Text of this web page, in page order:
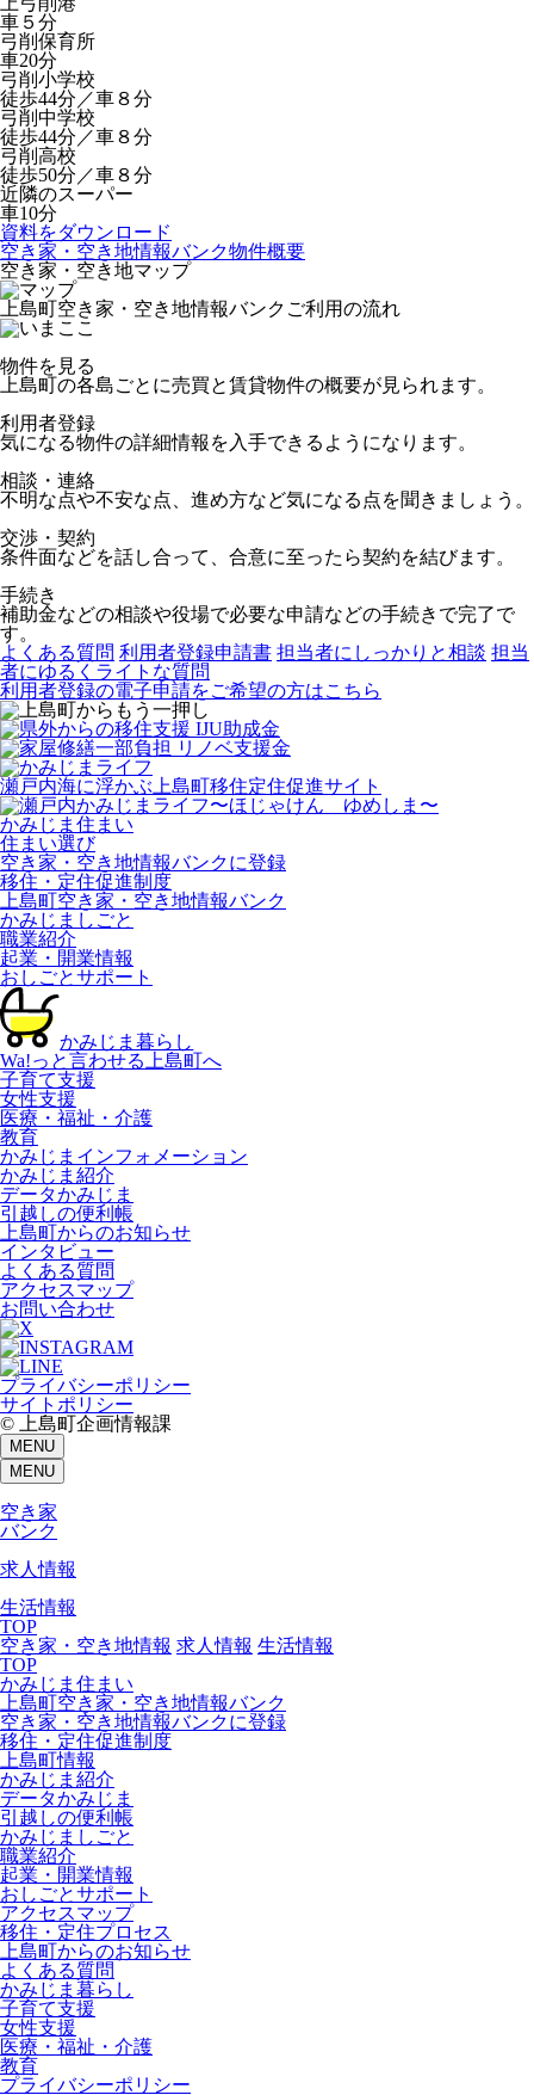
車５分
弓削保育所
車20分
弓削小学校
徒歩44分／車８分
弓削中学校
徒歩44分／車８分
弓削高校
徒歩50分／車８分
近隣のスーパー
車10分
資料をダウンロード
空き家・空き地情報バンク物件概要
空き家・空き地マップ
上島町空き家・空き地情報バンクご利用の流れ
物件を見る
上島町の各島ごとに売買と賃貸物件の概要が見られます。
利用者登録
気になる物件の詳細情報を入手できるようになります。
相談・連絡
不明な点や不安な点、進め方など気になる点を聞きましょう。
交渉・契約
条件面などを話し合って、合意に至ったら契約を結びます。
手続き
補助金などの相談や役場で必要な申請などの手続きで完了で
す。
よくある質問 利用者登録申請書 担当者にしっかりと相談 担当
者にゆるくライトな質問
利用者登録の電子申請をご希望の方はこちら
瀬戸内海に浮かぶ上島町移住定住促進サイト
かみじま住まい
住まい選び
空き家・空き地情報バンクに登録
移住・定住促進制度
上島町空き家・空き地情報バンク
かみじましごと
職業紹介
起業・開業情報
おしごとサポート
かみじま暮らし
Wa!っと言わせる上島町へ
子育て支援
女性支援
医療・福祉・介護
教育
かみじまインフォメーション
かみじま紹介
データかみじま
引越しの便利帳
上島町からのお知らせ
インタビュー
よくある質問
アクセスマップ
お問い合わせ
プライバシーポリシー
サイトポリシー
© 上島町企画情報課
MENU
MENU
空き家
バンク
求人情報
生活情報
TOP
空き家・空き地情報 求人情報 生活情報
TOP
かみじま住まい
上島町空き家・空き地情報バンク
空き家・空き地情報バンクに登録
移住・定住促進制度
上島町情報
かみじま紹介
データかみじま
引越しの便利帳
かみじましごと
職業紹介
起業・開業情報
おしごとサポート
アクセスマップ
移住・定住プロセス
上島町からのお知らせ
よくある質問
かみじま暮らし
子育て支援
女性支援
医療・福祉・介護
教育
プライバシーポリシー